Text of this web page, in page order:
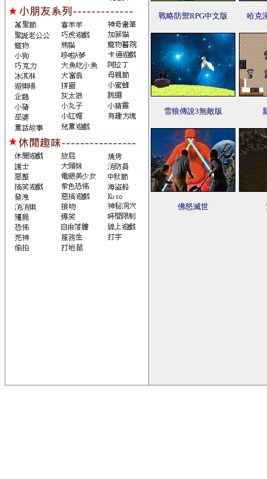
戰略防禦RPG中文版 哈克
雪狼傳說3無敵版
佛怒滅世